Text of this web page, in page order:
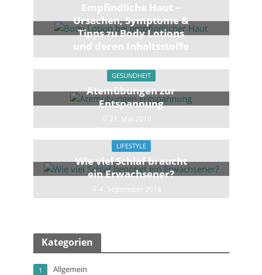
Empfindliche Haut –
Ursachen, Symptome &
Tipps zu Body Lotions
und deren Inhaltsstoffe
GESUNDHEIT
Atemübungen zur
Entspannung
21. Mai 2019
LIFESTYLE
Wie viel Schlaf braucht
ein Erwachsener?
4. September 2018
Kategorien
Allgemein
1